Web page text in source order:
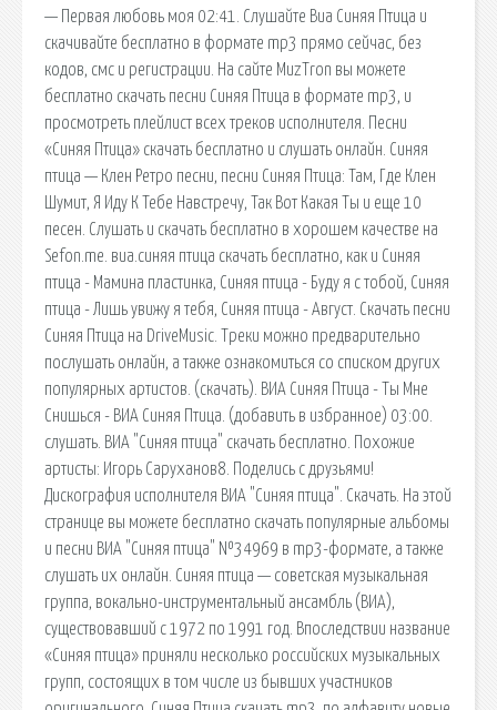
— Первая любовь моя 02:41. Слушайте Виа Синяя Птица и
скачивайте бесплатно в формате mp3 прямо сейчас, без
кодов, смс и регистрации. На сайте MuzTron вы можете
бесплатно скачать песни Синяя Птица в формате mp3, и
просмотреть плейлист всех треков исполнителя. Песни
«Синяя Птица» скачать бесплатно и слушать онлайн. Синяя
птица — Клен Ретро песни, песни Синяя Птица: Там, Где Клен
Шумит, Я Иду К Тебе Навстречу, Так Вот Какая Ты и еще 10
песен. Слушать и скачать бесплатно в хорошем качестве на
Sefon.me. виа.синяя птица cкачать бесплатно, как и Синяя
птица - Мамина пластинка, Синяя птица - Буду я с тобой, Синяя
птица - Лишь увижу я тебя, Синяя птица - Август. Скачать песни
Синяя Птица на DriveMusic. Треки можно предварительно
послушать онлайн, а также ознакомиться со списком других
популярных артистов. (скачать). ВИА Синяя Птица - Ты Мне
Снишься - ВИА Синяя Птица. (добавить в избранное) 03:00.
слушать. ВИА "Синяя птица" скачать бесплатно. Похожие
артисты: Игорь Саруханов8. Поделись с друзьями!
Дискография исполнителя ВИА "Синяя птица". Скачать. На этой
странице вы можете бесплатно скачать популярные альбомы
и песни ВИА "Синяя птица" №34969 в mp3-формате, а также
слушать их онлайн. Синяя птица — советская музыкальная
группа, вокально-инструментальный ансамбль (ВИА),
существовавший с 1972 по 1991 год. Впоследствии название
«Синяя птица» приняли несколько российских музыкальных
групп, состоящих в том числе из бывших участников